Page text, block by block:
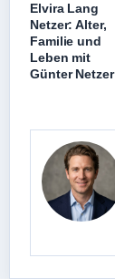
Elvira Lang
Netzer: Alter,
Familie und
Leben mit
Günter Netzer